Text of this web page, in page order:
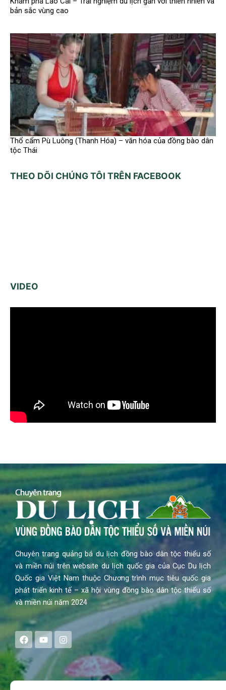
bản sắc vùng cao
Thổ cẩm Pù Luông (Thanh Hóa) – văn hóa của đồng bào dân
tộc Thái
THEO DÕI CHÚNG TÔI TRÊN FACEBOOK
VIDEO
Chuyên trang quảng bá du lịch đồng bào dân tộc thiểu số
và miền núi trên website du lịch quốc gia của Cục Du lịch
Quốc gia Việt Nam thuộc Chương trình mục tiêu quốc gia
phát triển kinh tế – xã hội vùng đồng bào dân tộc thiểu số
và miền núi năm 2024
F
a
e
b
o
Y
o
t
u
b
I
n
s
a
g
Search